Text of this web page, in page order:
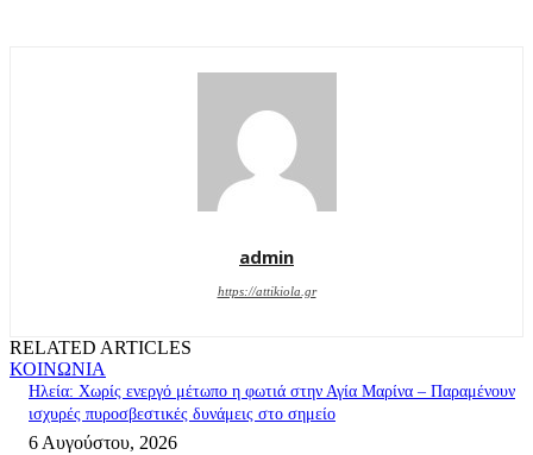
admin
https://attikiola.gr
RELATED ARTICLES
ΚΟΙΝΩΝΙΑ
Ηλεία: Χωρίς ενεργό μέτωπο η φωτιά στην Αγία Μαρίνα – Παραμένουν
ισχυρές πυροσβεστικές δυνάμεις στο σημείο
6 Αυγούστου, 2026